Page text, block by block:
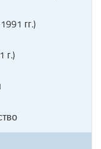
гг.)
г.)